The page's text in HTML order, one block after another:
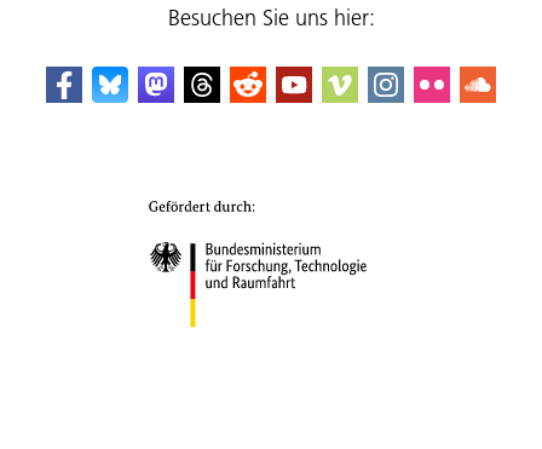
Besuchen Sie uns hier: